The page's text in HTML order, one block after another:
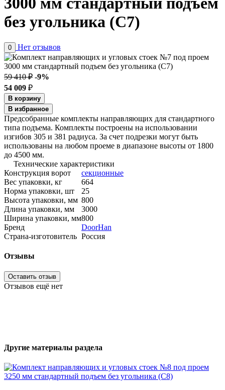
без угольника (С7)
0 Нет отзывов
59 410 ₽ -9%
54 009 ₽
В корзину
В избранное
Предсобранные комплекты направляющих для стандартного
типа подъема. Комплекты построены на использовании
изгибов 305 и 381 радиуса. За счет подрезки могут быть
использованы на любом проеме в диапазоне высоты от 1800
до 4500 мм.
Технические характеристики
Конструкция ворот
секционные
Вес упаковки, кг
664
Норма упаковки, шт
25
Высота упаковки, мм 800
Длина упаковки, мм
3000
Ширина упаковки, мм800
Бренд
DoorHan
Страна-изготовитель Россия
Отзывы
Оставить отзыв
Отзывов ещё нет
Другие материалы раздела